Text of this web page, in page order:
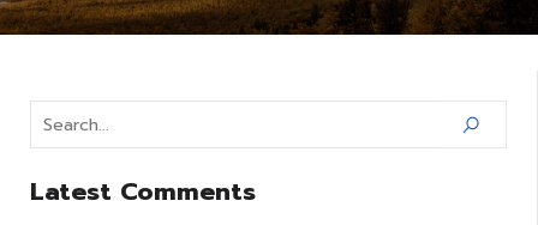
Latest Comments